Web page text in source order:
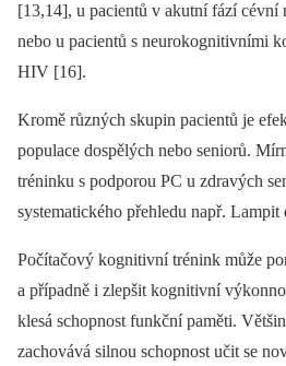
[13,14], u pacientů v akutní fází
nebo u pacientů s neurokognitivními
HIV [16].
Kromě různých skupin pacientů je
populace dospělých nebo seniorů.
tréninku s podporou PC u zdravých
systematického přehledu např. Lampit
Počítačový kognitivní trénink může
a případně i zlepšit kognitivní
klesá schopnost funkční paměti.
zachovává silnou schopnost učit se